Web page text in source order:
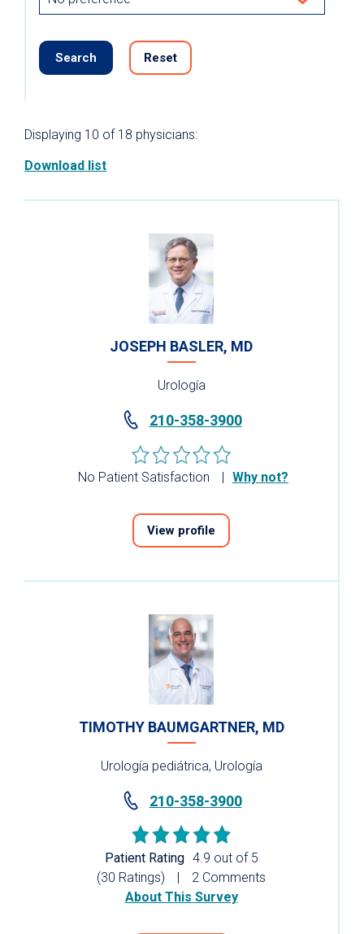
Search Reset
Displaying 10 of 18 physicians:
Download list
JOSEPH BASLER, MD
Urología
210-358-3900
No Patient Satisfaction Why not?
View profile
TIMOTHY BAUMGARTNER, MD
Urología pediátrica, Urología
210-358-3900
Patient Rating 4.9 out of 5
(30 Ratings)
2 Comments
About This Survey